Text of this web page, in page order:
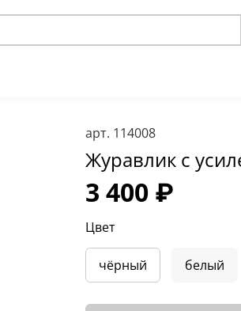
арт. 114008
Журавлик с
3 400 ₽
Цвет
чёрный белый